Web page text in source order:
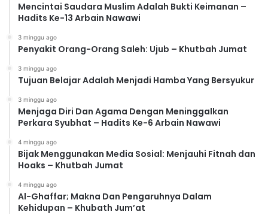
Mencintai Saudara Muslim Adalah Bukti Keimanan –
Hadits Ke-13 Arbain Nawawi
3 minggu ago
Penyakit Orang-Orang Saleh: Ujub – Khutbah Jumat
3 minggu ago
Tujuan Belajar Adalah Menjadi Hamba Yang Bersyukur
3 minggu ago
Menjaga Diri Dan Agama Dengan Meninggalkan
Perkara Syubhat – Hadits Ke-6 Arbain Nawawi
4 minggu ago
Bijak Menggunakan Media Sosial: Menjauhi Fitnah dan
Hoaks – Khutbah Jumat
4 minggu ago
Al-Ghaffar; Makna Dan Pengaruhnya Dalam
Kehidupan – Khubath Jum’at